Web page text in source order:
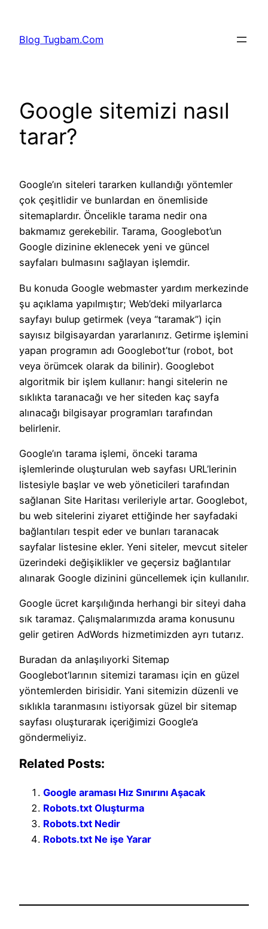
Blog Tugbam.Com
Google sitemizi nasıl
tarar?
Google’ın siteleri tararken kullandığı yöntemler
çok çeşitlidir ve bunlardan en önemliside
sitemaplardır. Öncelikle tarama nedir ona
bakmamız gerekebilir. Tarama, Googlebot’un
Google dizinine eklenecek yeni ve güncel
sayfaları bulmasını sağlayan işlemdir.
Bu konuda Google webmaster yardım merkezinde
şu açıklama yapılmıştır; Web’deki milyarlarca
sayfayı bulup getirmek (veya “taramak”) için
sayısız bilgisayardan yararlanırız. Getirme işlemini
yapan programın adı Googlebot’tur (robot, bot
veya örümcek olarak da bilinir). Googlebot
algoritmik bir işlem kullanır: hangi sitelerin ne
sıklıkta taranacağı ve her siteden kaç sayfa
alınacağı bilgisayar programları tarafından
belirlenir.
Google’ın tarama işlemi, önceki tarama
işlemlerinde oluşturulan web sayfası URL’lerinin
listesiyle başlar ve web yöneticileri tarafından
sağlanan Site Haritası verileriyle artar. Googlebot,
bu web sitelerini ziyaret ettiğinde her sayfadaki
bağlantıları tespit eder ve bunları taranacak
sayfalar listesine ekler. Yeni siteler, mevcut siteler
üzerindeki değişiklikler ve geçersiz bağlantılar
alınarak Google dizinini güncellemek için kullanılır.
Google ücret karşılığında herhangi bir siteyi daha
sık taramaz. Çalışmalarımızda arama konusunu
gelir getiren AdWords hizmetimizden ayrı tutarız.
Buradan da anlaşılıyorki Sitemap
Googlebot’larının sitemizi taraması için en güzel
yöntemlerden birisidir. Yani sitemizin düzenli ve
sıklıkla taranmasını istiyorsak güzel bir sitemap
sayfası oluşturarak içeriğimizi Google’a
göndermeliyiz.
Related Posts:
Google araması Hız Sınırını Aşacak
Robots.txt Oluşturma
Robots.txt Nedir
Robots.txt Ne işe Yarar